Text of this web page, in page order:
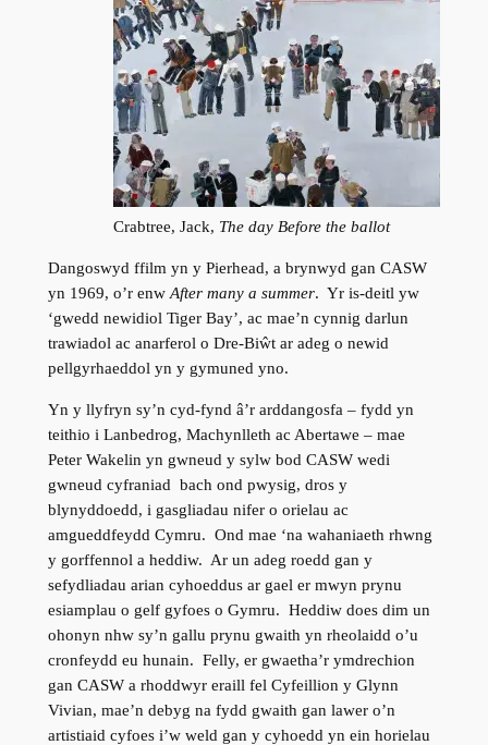
Crabtree, Jack, The day Before the ballot
Dangoswyd ffilm yn y Pierhead, a brynwyd gan CASW
yn 1969, o’r enw After many a summer. Yr is-deitl yw
‘gwedd newidiol Tiger Bay’, ac mae’n cynnig darlun
trawiadol ac anarferol o Dre-Biŵt ar adeg o newid
pellgyrhaeddol yn y gymuned yno.
Yn y llyfryn sy’n cyd-fynd â’r arddangosfa – fydd yn
teithio i Lanbedrog, Machynlleth ac Abertawe – mae
Peter Wakelin yn gwneud y sylw bod CASW wedi
gwneud cyfraniad bach ond pwysig, dros y
blynyddoedd, i gasgliadau nifer o orielau ac
amgueddfeydd Cymru. Ond mae ‘na wahaniaeth rhwng
y gorffennol a heddiw. Ar un adeg roedd gan y
sefydliadau arian cyhoeddus ar gael er mwyn prynu
esiamplau o gelf gyfoes o Gymru. Heddiw does dim un
ohonyn nhw sy’n gallu prynu gwaith yn rheolaidd o’u
cronfeydd eu hunain. Felly, er gwaetha’r ymdrechion
gan CASW a rhoddwyr eraill fel Cyfeillion y Glynn
Vivian, mae’n debyg na fydd gwaith gan lawer o’n
artistiaid cyfoes i’w weld gan y cyhoedd yn ein horielau